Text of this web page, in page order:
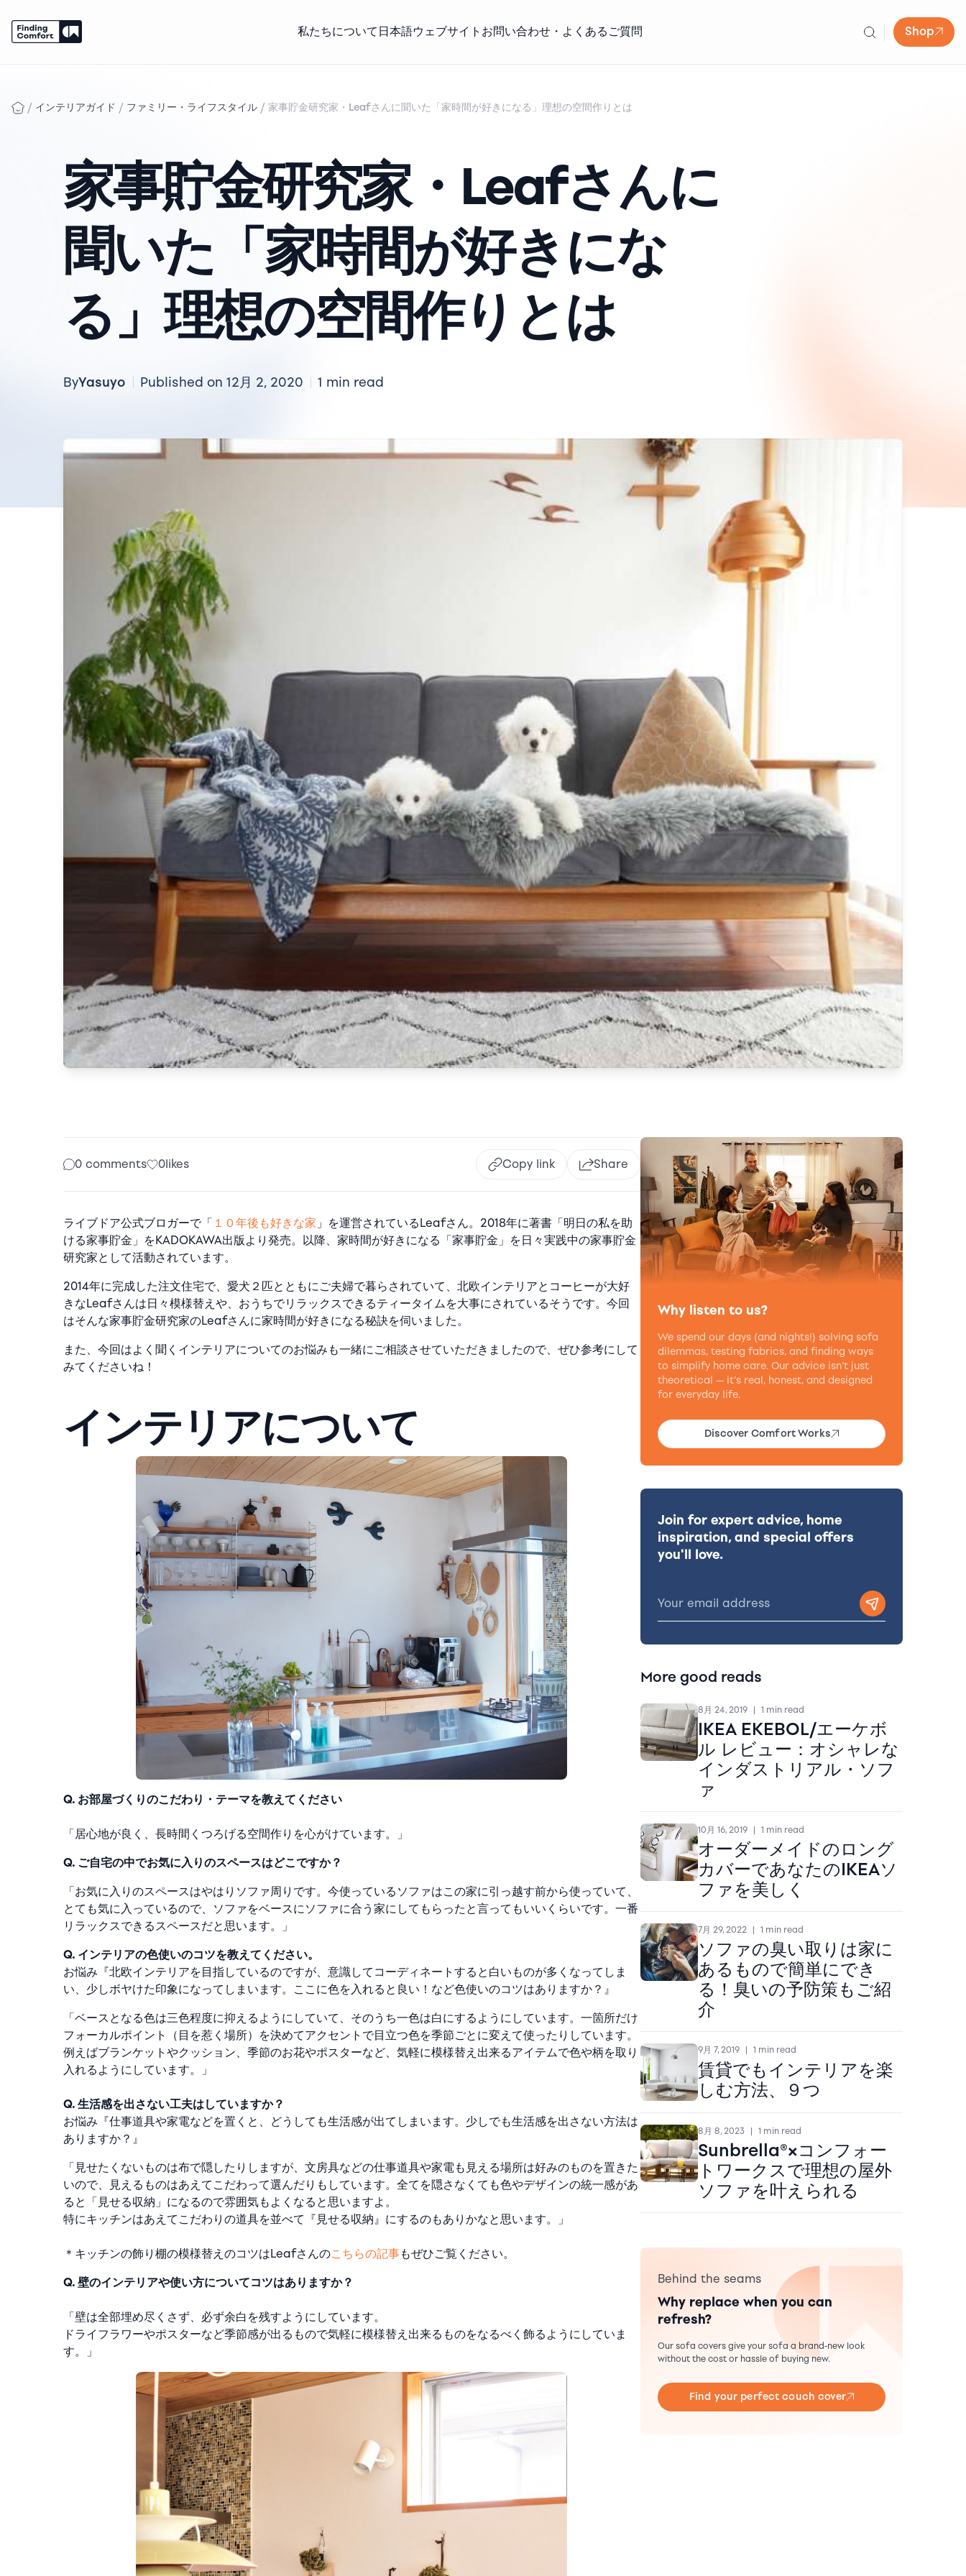
私たちについて 日本語ウェブサイト お問い合わせ・よくあるご質問 Shop
content
/ インテリアガイド / ファミリー・ライフスタイル / 家事貯金研究家・Leafさんに聞いた「家時間が好きになる」理想の空間作りとは
家事貯金研究家・Leafさんに
聞いた「家時間が好きにな
る」理想の空間作りとは
ByYasuyo Published on 12月 2, 2020 1 min read
0 comments 0likes Copy link Share
ライブドア公式ブロガーで「 １０年後も好きな家 」を運営されているLeafさん。 2018年に著書「明日の私を助
ける家事貯金」をKADOKAWA出版より発売。以降、家時間が好きになる「家事貯金」を日々実践中の家事貯金
研究家として活動されています。
2014年に完成した注文住宅で、愛犬２匹とともにご夫婦で暮らされていて、北欧インテリアとコーヒーが大好
きなLeafさんは日々模様替えや、おうちでリラックスできるティータイムを大事にされているそうです。今回
はそんな家事貯金研究家のLeafさんに家時間が好きになる秘訣を伺いました。
また、今回はよく聞くインテリアについてのお悩みも一緒にご相談させていただきましたので、ぜひ参考にして
みてくださいね！
インテリアについて
Q. お部屋づくりのこだわり・テーマを教えてください
「居心地が良く、長時間くつろげる空間作りを心がけています。」
Q. ご自宅の中でお気に入りのスペースはどこですか？
「お気に入りのスペースはやはりソファ周りです。 今使っているソファはこの家に引っ越す前から使っていて、
とても気に入っているので、ソファをベースにソファに合う家にしてもらったと言ってもいいくらいです。一番
リラックスできるスペースだと思います。」
Q. インテリアの色使いのコツを教えてください。
お悩み『北欧インテリアを目指しているのですが、意識してコーディネートすると白いものが多くなってしま
い、少しボヤけた印象になってしまいます。ここに色を入れると良い！など色使いのコツはありますか？』
「ベースとなる色は三色程度に抑えるようにしていて、 そのうち一色は白にするようにしています。一箇所だけ
フォーカルポイント（目を惹く場所）を決めてアクセントで目立つ色を季節ごとに変えて使ったりしています。
例えばブランケットやクッション、季節のお花やポスターなど、気軽に模様替え出来るアイテムで色や柄を取り
入れるようにしています。」
Q. 生活感を出さない工夫はしていますか？
お悩み『仕事道具や家電などを置くと、どうしても生活感が出てしまいます。少しでも生活感を出さない方法は
ありますか？』
「見せたくないものは布で隠したりしますが、文房具などの仕事道具や家電も見える場所は好みのものを置きた
いので、見えるものはあえてこだわって選んだりもしています。全てを隠さなくても色やデザインの統一感があ
ると「見せる収納」になるので雰囲気もよくなると思いますよ。
特にキッチンはあえてこだわりの道具を並べて『見せる収納』にするのもありかなと思います。」
＊キッチンの飾り棚の模様替えのコツはLeafさんのこちらの記事もぜひご覧ください。
Q. 壁のインテリアや使い方についてコツはありますか？
「壁は全部埋め尽くさず、必ず余白を残すようにしています。
ドライフラワーやポスターなど季節感が出るもので気軽に模様替え出来るものをなるべく飾るようにしていま
す。」
Why listen to us?
We spend our days (and nights!) solving sofa
dilemmas, testing fabrics, and finding ways
to simplify home care. Our advice isn’t just
theoretical — it’s real, honest, and designed
for everyday life.
Discover Comfort Works
Join for expert advice, home
inspiration, and special offers
you'll love.
More good reads
8月 24, 2019 1 min read
IKEA EKEBOL/エーケボ
ル レビュー：オシャレな
インダストリアル・ソフ
ァ
10月 16, 2019 1 min read
オーダーメイドのロング
カバーであなたのIKEAソ
ファを美しく
7月 29, 2022 1 min read
ソファの臭い取りは家に
あるもので簡単にでき
る！臭いの予防策もご紹
介
9月 7, 2019 1 min read
賃貸でもインテリアを楽
しむ方法、９つ
8月 8, 2023 1 min read
Sunbrella®×コンフォー
トワークスで理想の屋外
ソファを叶えられる
Behind the seams
Why replace when you can
refresh?
Our sofa covers give your sofa a brand-new look
without the cost or hassle of buying new.
Find your perfect couch cover